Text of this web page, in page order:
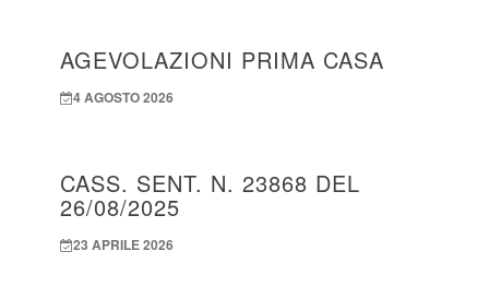
AGEVOLAZIONI PRIMA CASA
4 AGOSTO 2026
CASS. SENT. N. 23868 DEL
26/08/2025
23 APRILE 2026